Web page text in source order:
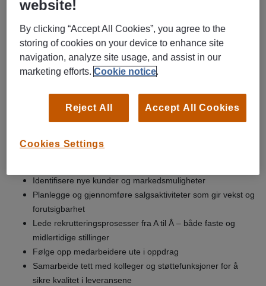
virksomheter i Troms og Finnmark. Hos oss blir du en
del av et lite, kompetent og inkluderende team som
jobber tett sammen for å lykkes – både kommersielt og
menneskelig.
Som vår nye kunderådgiver vil du få ansvar for en
etablert og aktiv kundeportefølje som du videreutvikler,
samtidig som du bygger nye relasjoner i markedet.
Videreutvikle en eksisterende kundeportefølje og skape
Identifisere nye kunder og markedsmuligheter
Planlegge og gjennomføre salgsaktiviteter som gir vekst og
forutsigbarhet
Lede rekrutteringsprosesser fra A til Å – både faste og
midlertidige stillinger
Følge opp medarbeidere ute i oppdrag
Samarbeide tett med kolleger og støttefunksjoner for å
sikre kvalitet i leveransene
website!
By clicking “Accept All Cookies”, you agree to the
storing of cookies on your device to enhance site
navigation, analyze site usage, and assist in our
marketing efforts.Cookie notice.
Cookies Settings
Reject All Accept All Cookies